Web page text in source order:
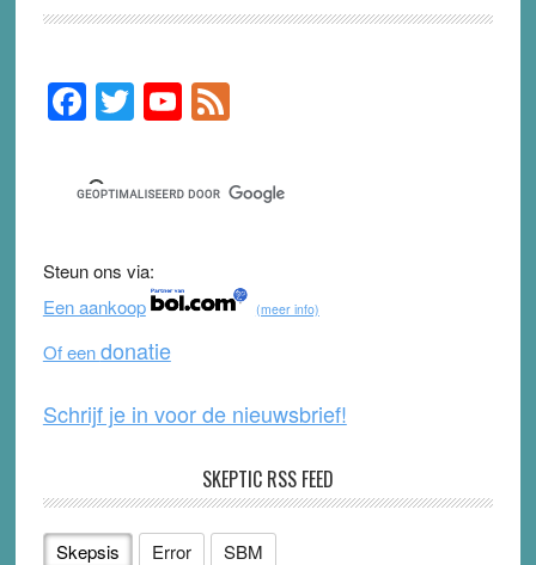
Primary
Sidebar
F
a
c
e
b
o
o
k
T
wi
tt
er
Y
o
u
T
b
e
F
e
d
Steun ons via:
Een aankoop
(meer info)
Of eendonatie
Schrijf je in voor de nieuwsbrief!
SKEPTIC RSS FEED
Skepsis Error SBM